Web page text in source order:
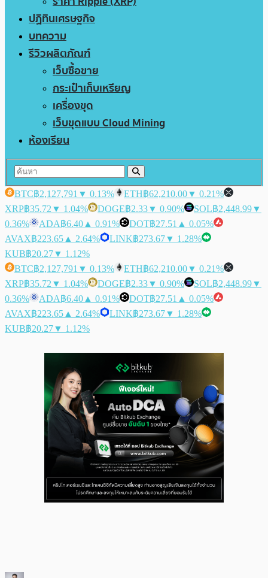
ปฏิทินเศรษฐกิจ
บทความ
รีวิวผลิตภัณฑ์
เว็บซื้อขาย
กระเป๋าเก็บเหรียญ
เครื่องขุด
เว็บขุดแบบ Cloud Mining
ห้องเรียน
BTC฿2,127,791 ▼ 0.13% ETH฿62,210.00▼ 0.21%
XRP฿35.72 ▼ 1.04% DOGE฿2.33▼ 0.90% SOL฿2,448.99▼
0.36%
ADA฿6.40 ▲ 0.91% DOT฿27.51 ▲ 0.05%
AVAX฿223.65 ▲ 2.64% LINK฿273.67▼ 1.28%
KUB฿20.27▼ 1.12%
BTC฿2,127,791 ▼ 0.13% ETH฿62,210.00▼ 0.21%
XRP฿35.72 ▼ 1.04% DOGE฿2.33▼ 0.90% SOL฿2,448.99▼
0.36%
ADA฿6.40 ▲ 0.91% DOT฿27.51 ▲ 0.05%
AVAX฿223.65 ▲ 2.64% LINK฿273.67▼ 1.28%
KUB฿20.27▼ 1.12%